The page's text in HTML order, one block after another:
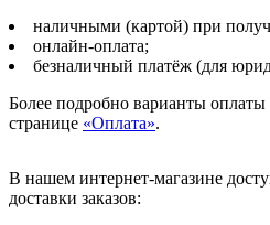
наличными (картой) при
онлайн-оплата;
безналичный платёж (для
Более подробно варианты
странице «Оплата».
В нашем интернет-магазине
доставки заказов: